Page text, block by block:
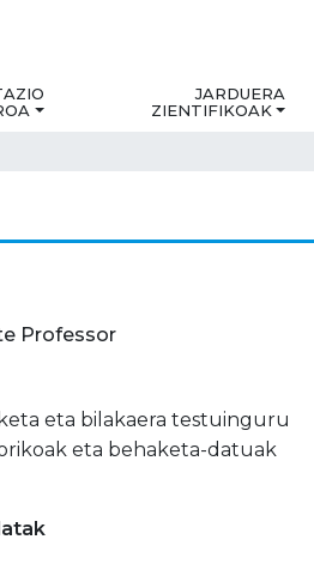
JARDUERA
ZIENTIFIKOAK
Professor
eta bilakaera testuinguru
eta behaketa-datuak